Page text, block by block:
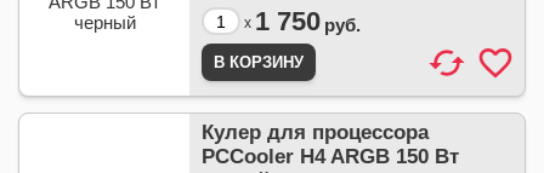
x 1 750 руб.
Кулер для процессора
PCCooler H4 ARGB 150 Вт